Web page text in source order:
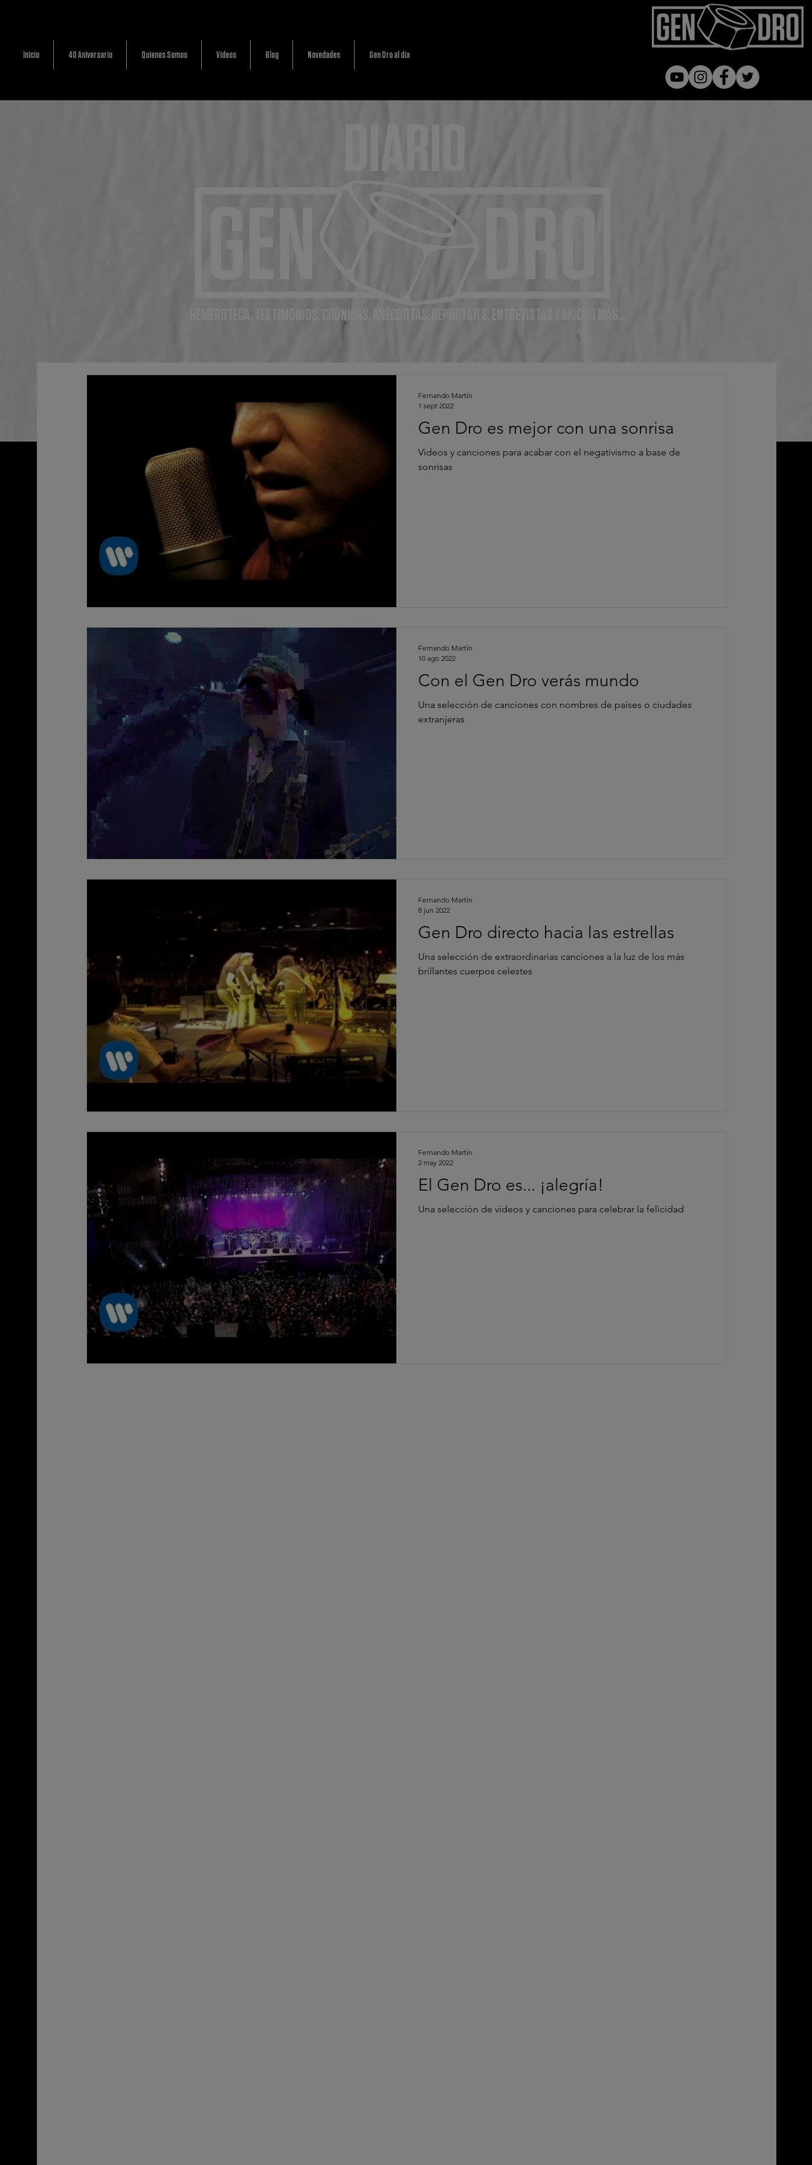
Inicio 40 Aniversario Quienes Somos Vídeos Blog Novedades Gen Dro al día
HEMEROTECA, TESTIMONIOS, CRÓNICAS, ANÉCDOTAS, REPORTAJES, ENTREVISTAS Y MUCHO MÁS...
DIARIO
Gen Dro es mejor con una sonrisa
Vídeos y canciones para acabar con el negativismo a base de
sonrisas
Fernando Martín
1 sept 2022
Con el Gen Dro verás mundo
Una selección de canciones con nombres de países o ciudades
extranjeras
Fernando Martín
10 ago 2022
Gen Dro directo hacia las estrellas
Una selección de extraordinarias canciones a la luz de los más
brillantes cuerpos celestes
Fernando Martín
8 jun 2022
El Gen Dro es... ¡alegría!
Una selección de vídeos y canciones para celebrar la felicidad
Fernando Martín
2 may 2022